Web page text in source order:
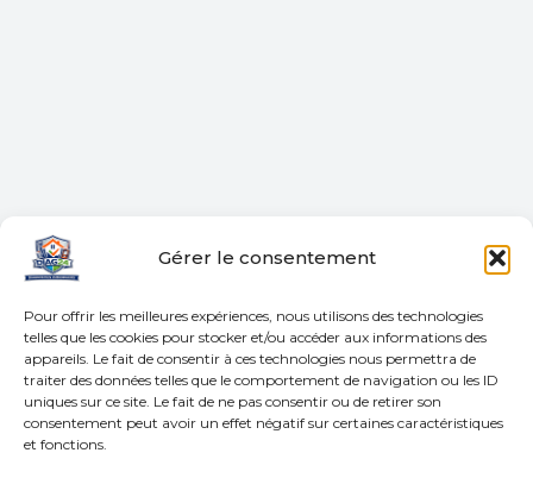
Gérer le consentement
Pour offrir les meilleures expériences, nous utilisons des technologies
telles que les cookies pour stocker et/ou accéder aux informations des
appareils. Le fait de consentir à ces technologies nous permettra de
traiter des données telles que le comportement de navigation ou les ID
uniques sur ce site. Le fait de ne pas consentir ou de retirer son
consentement peut avoir un effet négatif sur certaines caractéristiques
et fonctions.